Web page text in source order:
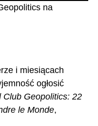
na
i miesiącach
ogłosić
Club Geopolitics: 22
le Monde,